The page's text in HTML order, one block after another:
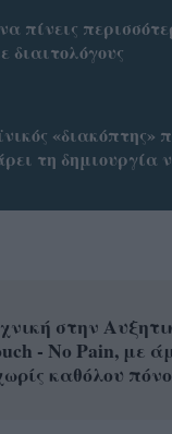
πίνεις
«διακόπτης»
τη δημιουργία
στην
- No Pain, με
καθόλου